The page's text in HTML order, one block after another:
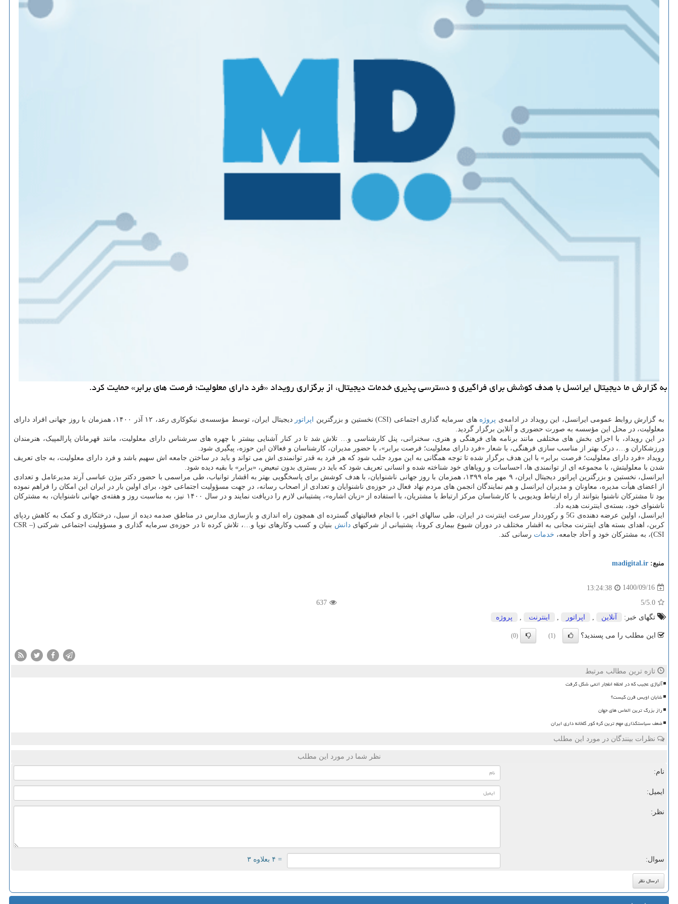
به گزارش ما دیجیتال ایرانسل با هدف کوشش برای فراگیری و دسترسی پذیری خدمات دیجیتال، از برگزاری رویداد «فرد دارای معلولیت؛ فرصت های برابر» حمایت کرد.
به گزارش روابط عمومی ایرانسل، این رویداد در ادامه‌ی پروژه های سرمایه گذاری اجتماعی (CSI) نخستین و بزرگترین اپراتور
دیجیتال ایران، توسط مؤسسه‌ی نیکوکاری رعد، ۱۲ آذر ۱۴۰۰، همزمان با روز جهانی افراد دارای
معلولیت، در محل این مؤسسه به صورت حضوری و آنلاین برگزار گردید.
در این رویداد، با اجرای بخش های مختلفی مانند برنامه های فرهنگی و هنری، سخنرانی، پنل کارشناسی و… تلاش شد تا در کنار آشنایی بیشتر با چهره های سرشناس دارای معلولیت، مانند قهرمانان پارالمپیک، هنرمندان
ورزشکاران و…، درک بهتر از مناسب سازی فرهنگی، با شعار «فرد دارای معلولیت؛ فرصت برابر»، با حضور مدیران، کارشناسان و فعالان این حوزه، پیگیری شود.
رویداد «فرد دارای معلولیت؛ فرصت برابر» با این هدف برگزار شده تا توجه همگانی به این مورد جلب شود که هر فرد به قدر توانمندی اش می تواند و باید در ساختن جامعه اش سهیم باشد و فرد دارای معلولیت، به جای تعریف
شدن با معلولیتش، با مجموعه ای از توانمندی ها، احساسات و رویاهای خود شناخته شده و انسانی تعریف شود که باید در بستری بدون تبعیض، «برابر» با بقیه دیده شود.
ایرانسل، نخستین و بزرگترین اپراتور دیجیتال ایران، ۹ مهر ماه ۱۳۹۹، همزمان با روز جهانی ناشنوایان، با هدف کوشش برای پاسخگویی بهتر به اقشار توانیاب، طی مراسمی با حضور دکتر بیژن عباسی آرند مدیرعامل و تعدادی
از اعضای هیأت مدیره، معاونان و مدیران ایرانسل و هم نمایندگان انجمن های مردم نهاد فعال در حوزه‌ی ناشنوایان و تعدادی از اصحاب رسانه، در جهت مسؤولیت اجتماعی خود، برای اولین بار در ایران این امکان را فراهم نموده
بود تا مشترکان ناشنوا بتوانند از راه ارتباط ویدیویی با کارشناسان مرکز ارتباط با مشتریان، با استفاده از «زبان اشاره»، پشتیبانی لازم را دریافت نمایند و در سال ۱۴۰۰ نیز، به مناسبت روز و هفته‌ی جهانی ناشنوایان، به مشترکان
ناشنوای خود، بسته‌ی اینترنت هدیه داد.
ایرانسل، اولین عرضه دهنده‌ی 5G و رکورددار سرعت اینترنت در ایران، طی سالهای اخیر، با انجام فعالیتهای گسترده ای همچون راه اندازی و بازسازی مدارس در مناطق صدمه دیده از سیل، درختکاری و کمک به کاهش ردپای
کربن، اهدای بسته های اینترنت مجانی به اقشار مختلف در دوران شیوع بیماری کرونا، پشتیبانی از شرکتهایدانش
بنیان و کسب وکارهای نوپا و…، تلاش کرده تا در حوزه‌ی سرمایه گذاری و مسؤولیت اجتماعی شرکتی (CSR –
CSI)، به مشترکان خود و آحاد جامعه،
خدمات رسانی کند.
منبع: madigital.ir
1400/09/16
13:24:38
5.0
/5
637
تگهای خبر:
آنلاین اپراتور اینترنت پروژه
این مطلب را می پسندید؟ (1)
(0)
تازه ترین مطالب مرتبط
آلیاژی عجیب که در لحظه انفجار اتمی شکل گرفت
شایان اویس قرن کیست؟
راز بزرگ ترین الماس های جهان
ضعف سیاستگذاری مهم ترین گره کور گلخانه داری ایران
نظرات بینندگان در مورد این مطلب
نظر شما در مورد این مطلب
نام:
ایمیل:
نظر:
سوال: = ۴ بعلاوه ۳